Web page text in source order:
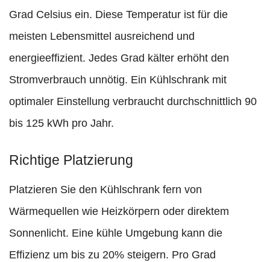
Grad Celsius ein. Diese Temperatur ist für die
meisten Lebensmittel ausreichend und
energieeffizient. Jedes Grad kälter erhöht den
Stromverbrauch unnötig. Ein Kühlschrank mit
optimaler Einstellung verbraucht durchschnittlich 90
bis 125 kWh pro Jahr.
Richtige Platzierung
Platzieren Sie den Kühlschrank fern von
Wärmequellen wie Heizkörpern oder direktem
Sonnenlicht. Eine kühle Umgebung kann die
Effizienz um bis zu 20% steigern. Pro Grad